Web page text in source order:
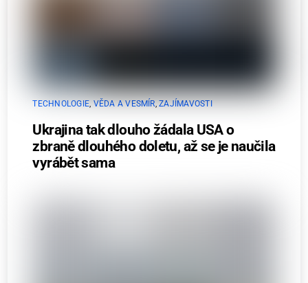
TECHNOLOGIE VĚDA A VESMÍR ,ZAJÍMAVOSTI
Ukrajina tak dlouho žádala USA o
zbraně dlouhého doletu, až se je naučila
vyrábět sama